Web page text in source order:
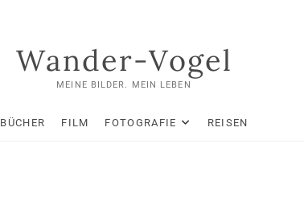
Wander-Vogel
MEINE BILDER. MEIN LEBEN
BÜCHER FILM FOTOGRAFIE REISEN